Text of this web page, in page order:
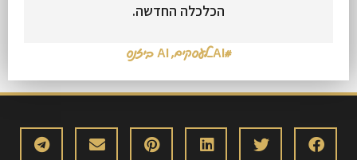
הכלכלה החדשה.
#AI_לעסקים ,AI ביזנס